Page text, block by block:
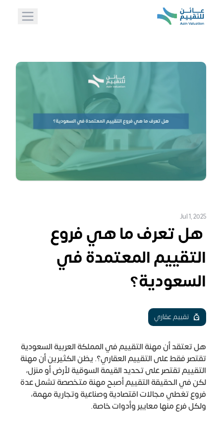
Jul 1, 2025
هل تعرف ما هي فروع
التقييم المعتمدة في
السعودية؟
تقييم عقاري
هل تعتقد أن مهنة التقييم في المملكة العربية السعودية
تقتصر فقط على التقييم العقاري؟. يظن الكثيرين أن مهنة
التقييم تقتصر على تحديد القيمة السوقية لأرض أو منزل،
لكن في الحقيقة التقييم أصبح مهنة متخصصة تشمل عدة
فروع تغطي مجالات اقتصادية وصناعية وتجارية مهمة،
ولكل فرع منها معايير وأدوات خاصة.